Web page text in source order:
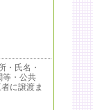
・氏名・
等・公共
に譲渡ま